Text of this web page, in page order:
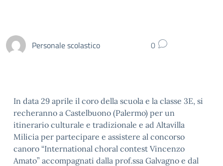
Personale scolastico 0
In data 29 aprile il coro della scuola e la classe 3E, si
recheranno a Castelbuono (Palermo) per un
itinerario culturale e tradizionale e ad Altavilla
Milicia per partecipare e assistere al concorso
canoro “International choral contest Vincenzo
Amato” accompagnati dalla prof.ssa Galvagno e dal